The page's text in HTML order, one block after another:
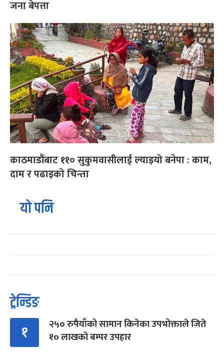
जना बेपत्ता
काठमाडौंबाट ११० सुकुमवासीलाई ल्याइयो बनेपा : काम,
दाम र पढाइको चिन्ता
यो पनि
ट्रेन्डिङ
१
२५० रुपैयाँको सामान किनेका उपभोक्ताले जिते
१० लाखको बम्पर उपहार